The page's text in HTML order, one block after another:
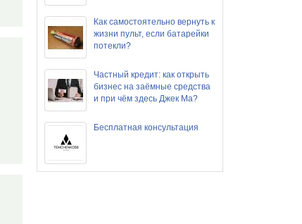
Как самостоятельно вернуть к
жизни пульт, если батарейки
потекли?
Частный кредит: как открыть
бизнес на заёмные средства
и при чём здесь Джек Ма?
Бесплатная консультация